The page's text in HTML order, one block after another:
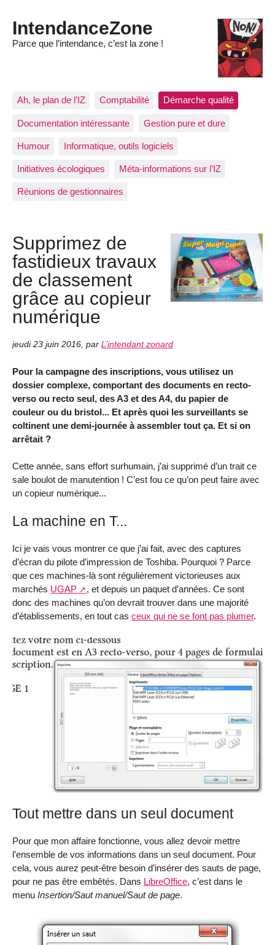
IntendanceZone
Parce que l’intendance, c’est la zone !
Ah, le plan de l’IZ Comptabilité Démarche qualité
Documentation intéressante Gestion pure et dure
Humour Informatique, outils logiciels
Initiatives écologiques Méta-informations sur l’IZ
Réunions de gestionnaires
Supprimez de
fastidieux travaux
de classement
grâce au copieur
numérique
jeudi 23 juin 2016 par L’intendant zonard
Pour la campagne des inscriptions, vous utilisez un
dossier complexe, comportant des documents en recto-
verso ou recto seul, des A3 et des A4, du papier de
couleur ou du bristol... Et après quoi les surveillants se
coltinent une demi-journée à assembler tout ça. Et si on
arrêtait ?
Cette année, sans effort surhumain, j’ai supprimé d’un trait ce
sale boulot de manutention ! C’est fou ce qu’on peut faire avec
un copieur numérique...
La machine en T...
Ici je vais vous montrer ce que j’ai fait, avec des captures
d’écran du pilote d’impression de Toshiba. Pourquoi ? Parce
que ces machines-là sont régulièrement victorieuses aux
marchés UGAP
, et depuis un paquet d’années. Ce sont
donc des machines qu’on devrait trouver dans une majorité
d’établissements, en tout cas ceux qui ne se font pas plumer.
Tout mettre dans un seul document
Pour que mon affaire fonctionne, vous allez devoir mettre
l’ensemble de vos informations dans un seul document. Pour
cela, vous aurez peut-être besoin d’insérer des sauts de page,
pour ne pas être embêtés. Dans LibreOffice, c’est dans le
menu Insertion/Saut manuel/Saut de page.